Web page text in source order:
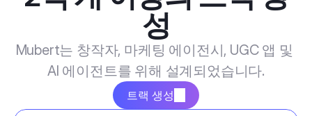
성
Mubert는 창작자, 마케팅 에이전시, UGC 앱 및
AI 에이전트를 위해 설계되었습니다.
트랙 생성